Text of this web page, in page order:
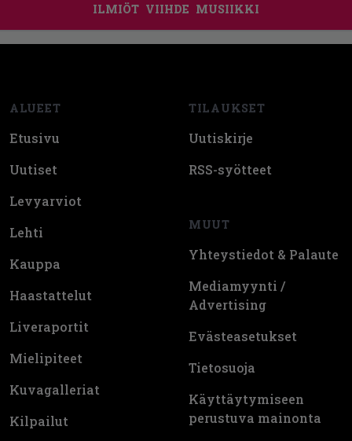
ILMIÖT VIIHDE MUSIIKKI
ALUEET
Etusivu
Uutiset
Levyarviot
Lehti
Kauppa
Haastattelut
Liveraportit
Mielipiteet
Kuvagalleriat
Kilpailut
TILAUKSET
Uutiskirje
RSS-syötteet
MUUT
Yhteystiedot & Palaute
Mediamyynti /
Advertising
Evästeasetukset
Tietosuoja
Käyttäytymiseen
perustuva mainonta